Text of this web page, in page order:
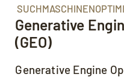
Generative
(GEO)
Generative Engine